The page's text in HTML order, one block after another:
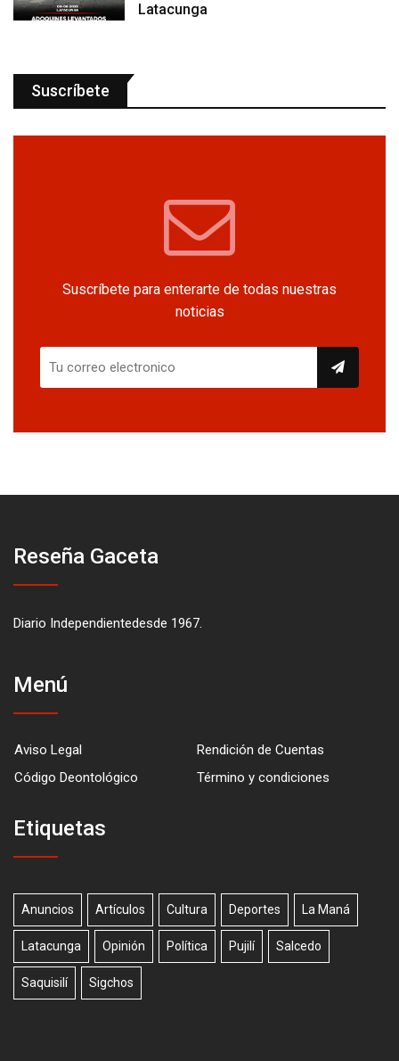
Latacunga
Suscríbete
Suscríbete para enterarte de todas nuestras
noticias
Reseña Gaceta
Diario Independientedesde 1967.
Menú
Aviso Legal
Rendición de Cuentas
Código Deontológico
Término y condiciones
Etiquetas
Anuncios Artículos Cultura Deportes La Maná
Latacunga Opinión Política Pujilí Salcedo
Saquisilí Sigchos